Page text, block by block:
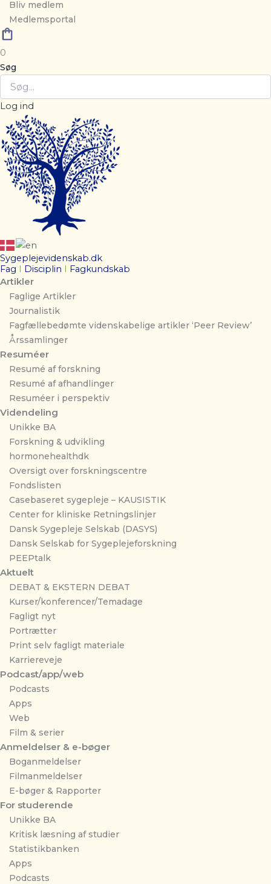
Bliv medlem
Medlemsportal
0
Søg
Log ind
Sygeplejevidenskab.dk
Fag I Disciplin I Fagkundskab
Artikler
Faglige Artikler
Journalistik
Fagfællebedømte videnskabelige artikler ‘Peer Review’
Årssamlinger
Resuméer
Resumé af forskning
Resumé af afhandlinger
Resuméer i perspektiv
Videndeling
Unikke BA
Forskning & udvikling
hormonehealthdk
Oversigt over forskningscentre
Fondslisten
Casebaseret sygepleje – KAUSISTIK
Center for kliniske Retningslinjer
Dansk Sygepleje Selskab (DASYS)
Dansk Selskab for Sygeplejeforskning
PEEPtalk
Aktuelt
DEBAT & EKSTERN DEBAT
Kurser/konferencer/Temadage
Fagligt nyt
Portrætter
Print selv fagligt materiale
Karriereveje
Podcast/app/web
Podcasts
Apps
Web
Film & serier
Anmeldelser & e-bøger
Boganmeldelser
Filmanmeldelser
E-bøger & Rapporter
For studerende
Unikke BA
Kritisk læsning af studier
Statistikbanken
Apps
Podcasts